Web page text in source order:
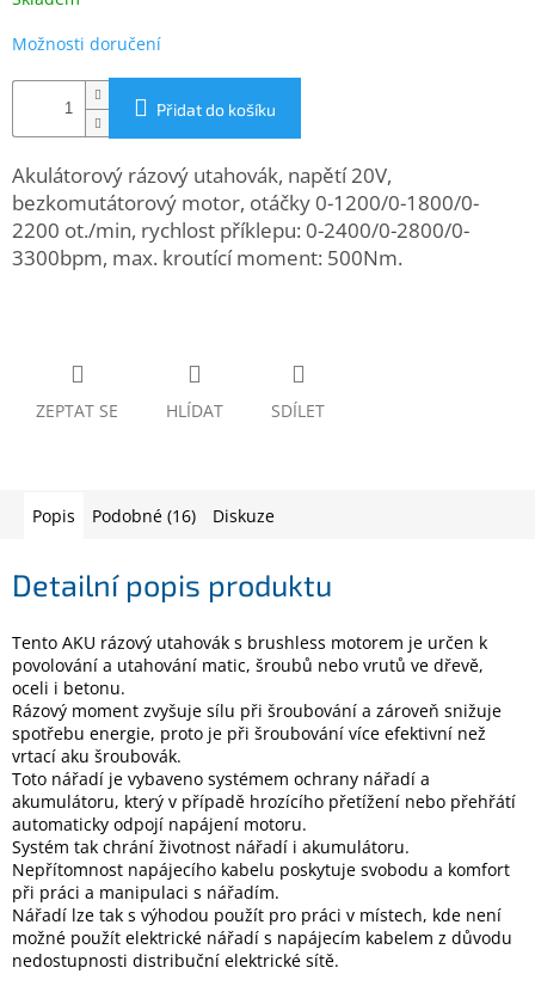
www.inpraise.cz
a
Cyklo
a
sport
Velké
notebooky
Elektronika
Domácnost
%
Black
Friday
VÝPRODEJ
Akční
zboží
TONERY
A
Možnosti doručení
Přidat do košíku
Akulátorový rázový utahovák, napětí 20V,
bezkomutátorový motor, otáčky 0-1200/0-1800/0-
2200 ot./min, rychlost příklepu: 0-2400/0-2800/0-
3300bpm, max. kroutící moment: 500Nm.
ZEPTAT SE HLÍDAT SDÍLET
Popis Podobné (16) Diskuze
Detailní popis produktu
Tento AKU rázový utahovák s brushless motorem je určen k
povolování a utahování matic, šroubů nebo vrutů ve dřevě,
oceli i betonu.
Rázový moment zvyšuje sílu při šroubování a zároveň snižuje
spotřebu energie, proto je při šroubování více efektivní než
vrtací aku šroubovák.
Toto nářadí je vybaveno systémem ochrany nářadí a
akumulátoru, který v případě hrozícího přetížení nebo přehřátí
automaticky odpojí napájení motoru.
Systém tak chrání životnost nářadí i akumulátoru.
Nepřítomnost napájecího kabelu poskytuje svobodu a komfort
při práci a manipulaci s nářadím.
Nářadí lze tak s výhodou použít pro práci v místech, kde není
možné použít elektrické nářadí s napájecím kabelem z důvodu
nedostupnosti distribuční elektrické sítě.